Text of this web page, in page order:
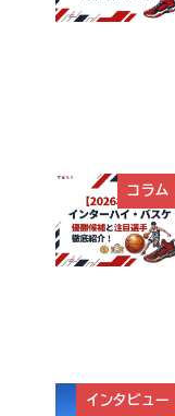
コラム
インタビュー